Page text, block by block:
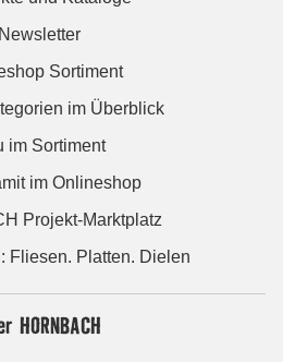
Newsletter
Sortiment
im Überblick
im Sortiment
im Onlineshop
Projekt-Marktplatz
Fliesen. Platten. Dielen
HORNBACH